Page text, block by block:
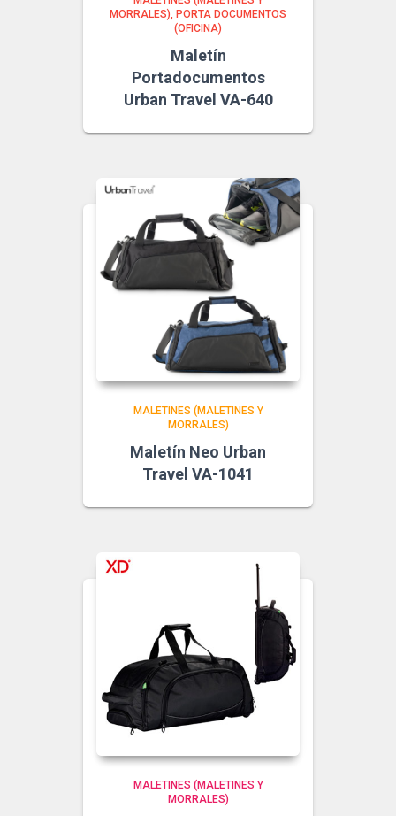
MORRALES)
PORTA DOCUMENTOS
(OFICINA)
Maletín
Portadocumentos
Urban Travel VA-640
MALETINES (MALETINES Y
MORRALES)
Maletín Neo Urban
Travel VA-1041
MALETINES (MALETINES Y
MORRALES)